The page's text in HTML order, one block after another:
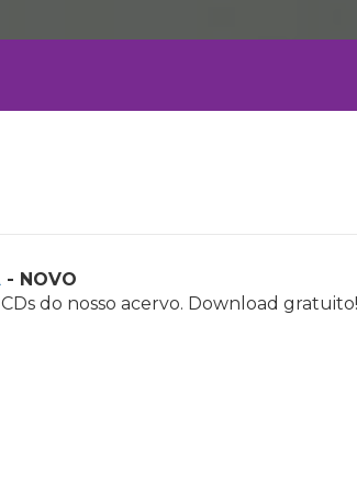
- NOVO
do nosso acervo. Download gratuito!